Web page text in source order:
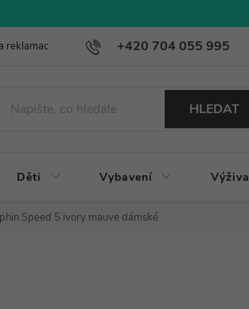
+420 704 055 995
reklamace
HLEDAT
Děti Vybavení Výživa
Speed 5 ivory mauve dámské